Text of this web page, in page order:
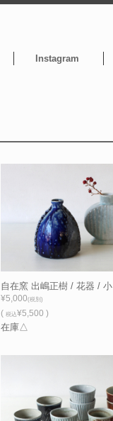
Instagram
自在窯 出嶋正樹 / 花器 / 小
¥5,000(税別)
( 税込¥5,500 )
在庫△